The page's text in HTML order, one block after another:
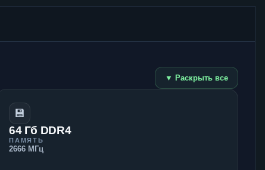
▼ Раскрыть все
💾
64 Гб DDR4
ПАМЯТЬ
2666 МГц